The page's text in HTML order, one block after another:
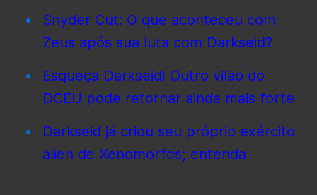
Snyder Cut: O que aconteceu com
Zeus após sua luta com Darkseid?
Esqueça Darkseid! Outro vilão do
DCEU pode retornar ainda mais forte
Darkseid já criou seu próprio exército
alien de Xenomorfos; entenda